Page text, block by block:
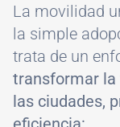
La movilidad
la simple
trata de un
transformar la
las ciudades,